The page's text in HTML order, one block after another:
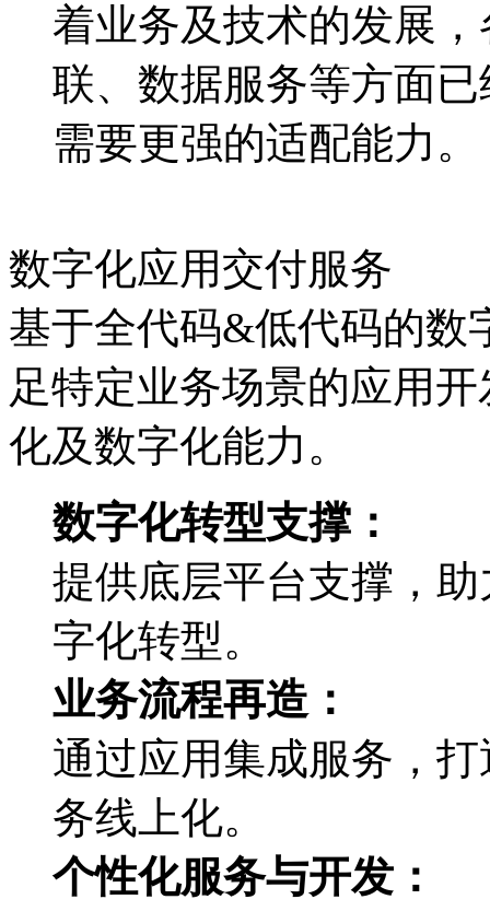
着业务及技术的发展
联、数据服务等方面
需要更强的适配能力。
数字化应用交付服务
基于全代码&低代码的数
足特定业务场景的应用开
化及数字化能力。
数字化转型支撑：
提供底层平台支撑
字化转型。
业务流程再造：
通过应用集成服务，
务线上化。
个性化服务与开发：